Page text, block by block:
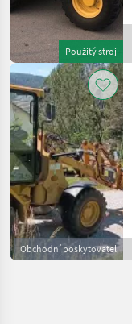
Použitý stroj
Obchodní poskytovatel